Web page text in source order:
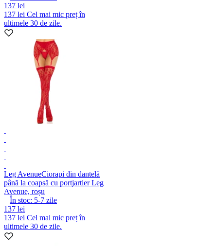
137 lei
137 lei Cel mai mic preț în
ultimele 30 de zile.
Leg AvenueCiorapi din dantelă
până la coapsă cu portjartier Leg
Avenue, roșu
În stoc: 5-7 zile
137 lei
137 lei Cel mai mic preț în
ultimele 30 de zile.